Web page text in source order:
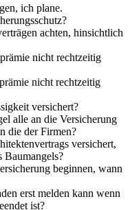
ich plane.
achten, hinsichtlich
nicht rechtzeitig
nicht rechtzeitig
versichert?
alle an die Versicherung
die der Firmen?
versichert,
Baumangels?
beginnen, wann
erst melden kann wenn
ist?